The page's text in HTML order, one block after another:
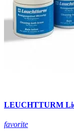
LEUCHTTURM
favorite